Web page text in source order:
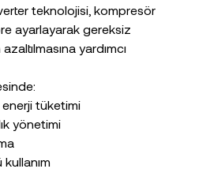
teknolojisi, kompresör
ayarlayarak gereksiz
yardımcı
tüketimi
yönetimi